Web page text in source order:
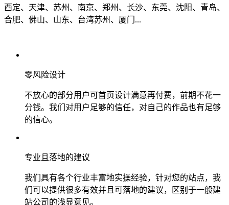
西定、天津、苏州、南京、郑州、长沙、东莞、沈阳、青岛、
合肥、佛山、山东、台湾苏州、厦门...
零风险设计
不放心的部分用户可首页设计满意再付费，前期不花一
分钱。我们对用户足够的信任，对自己的作品也有足够
的信心。
专业且落地的建议
我们具有各个行业丰富地实操经验，针对您的站点，我
们可以提供很多有效并且可落地的建议，区别于一般建
站公司的浅显意见。